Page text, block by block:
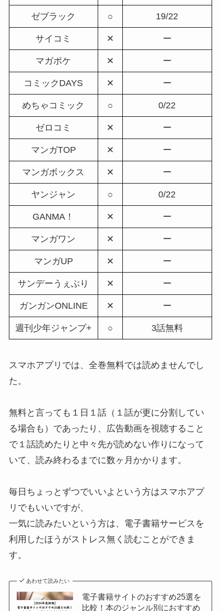
ゼブラック ○ 19/22
サイコミ ✕ ー
マガポケ ✕ ー
コミックDAYS ✕ ー
めちゃコミック ○ 0/22
ゼロコミ ✕ ー
マンガTOP ✕ ー
マンガボックス ✕ ー
ヤンジャン ○ 0/22
GANMA！ ✕ ー
マンガワン ✕ ー
マンガUP ✕ ー
サンデーうぇぶり ✕ ー
ガンガンONLINE ✕ ー
週刊少年ジャンプ+ ○ 3話無料
スマホアプリでは、全巻無料では読めませんでし
た。
無料と言っても１日１話（１話が更に分割してい
る場合も）であったり、広告動画を視聴すること
で１話読めたりと中々先が読めない作りになって
いて、読み終わるまでに数ヶ月かかります。
毎日ちょっとずつでいいよという方はスマホアプ
リでもいいですが、
一気に読みたいという方は、電子書籍サービスを
利用したほうがストレス無く読むことができま
す。
あわせて読みたい
電子書籍サイトのおすすめ25選を
比較！本のジャンル別におすすめ